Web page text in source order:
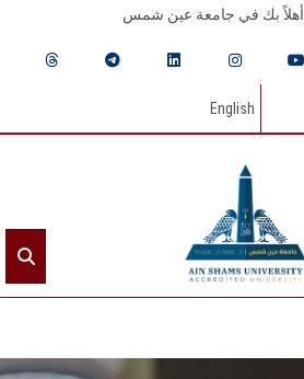
أهلاً بك في جامعة عين شمس
English